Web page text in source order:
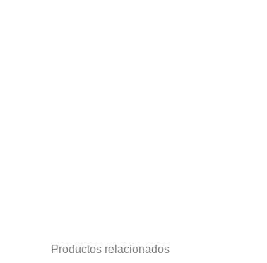
Productos relacionados